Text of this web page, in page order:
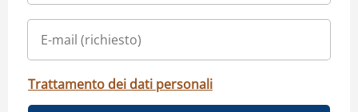
Trattamento dei dati personali